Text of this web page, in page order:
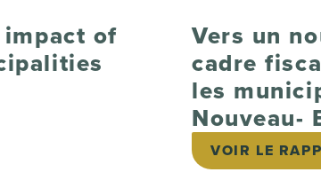
of
Vers un
cadre
les
Nouveau-
VOIR LE